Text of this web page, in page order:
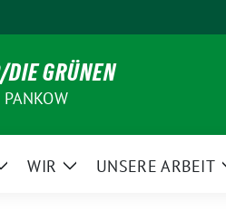
GRÜNEN
ZeigeWIR
ZeigeUNSERE ARBEIT